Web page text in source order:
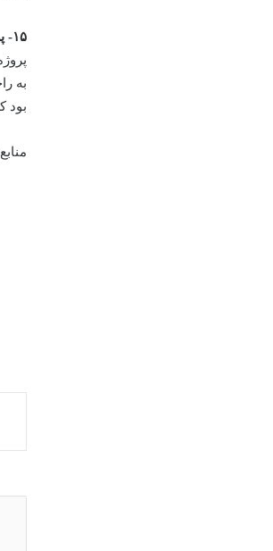
۱۵- پروژه های متن باز را بخوانید
به
بود